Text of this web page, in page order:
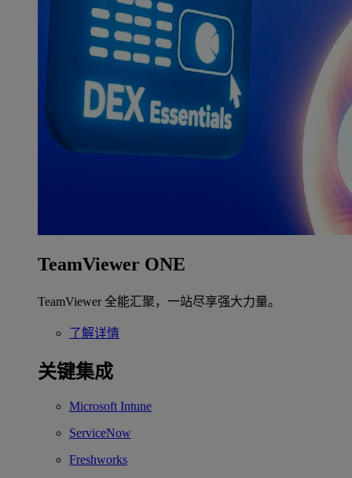
TeamViewer ONE
TeamViewer 全能汇聚，一站尽享强大力量。
了解详情
关键集成
Microsoft Intune
ServiceNow
Freshworks